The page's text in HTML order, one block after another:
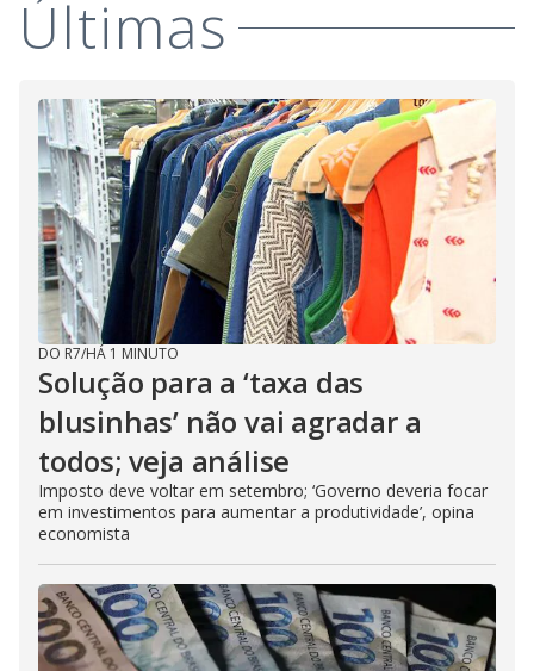
Últimas
DO R7/HÁ 1 MINUTO
Solução para a ‘taxa das
blusinhas’ não vai agradar a
todos; veja análise
Imposto deve voltar em setembro; ‘Governo deveria focar
em investimentos para aumentar a produtividade’, opina
economista